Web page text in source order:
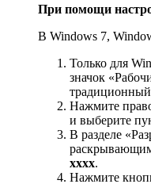
При помощи
В Windows 7,
Только для
значок
традиционный
Нажмите
и выберите
В разделе
xxxx.
Нажмите